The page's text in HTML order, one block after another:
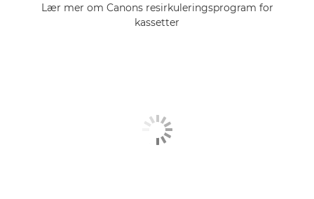
Lær mer om Canons resirkuleringsprogram for
kassetter